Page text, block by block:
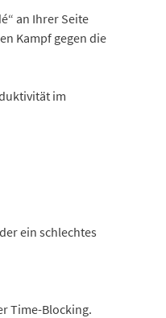
an Ihrer Seite
Kampf gegen die
im
ein schlechtes
Time-Blocking.